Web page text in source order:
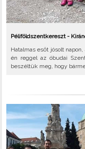
Péliföldszentkereszt -
Hatalmas esőt jósolt
én reggel az óbudai
beszéltük meg, hogy